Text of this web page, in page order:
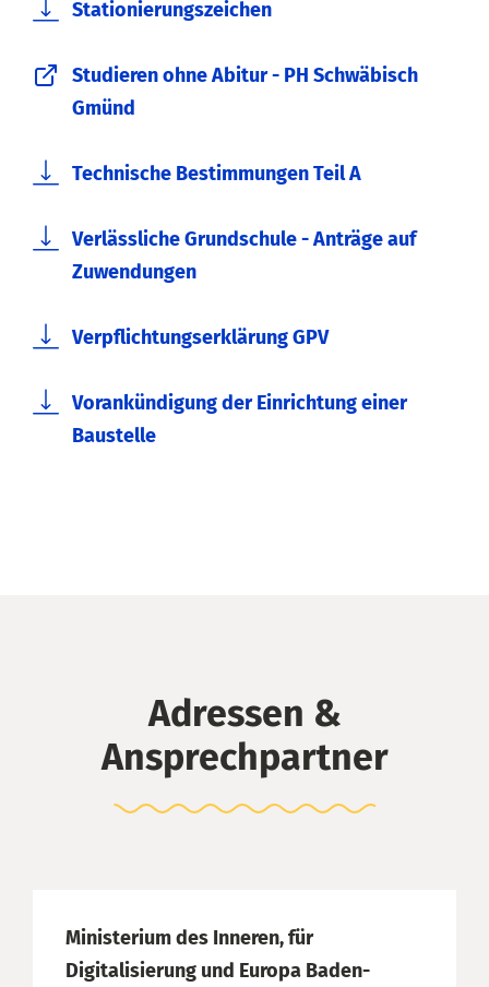
Stationierungszeichen
Studieren ohne Abitur - PH Schwäbisch
Gmünd
Technische Bestimmungen Teil A
Verlässliche Grundschule - Anträge auf
Zuwendungen
Verpflichtungserklärung GPV
Vorankündigung der Einrichtung einer
Baustelle
Adressen &
Ansprechpartner
Ministerium des Inneren, für
Digitalisierung und Europa Baden-